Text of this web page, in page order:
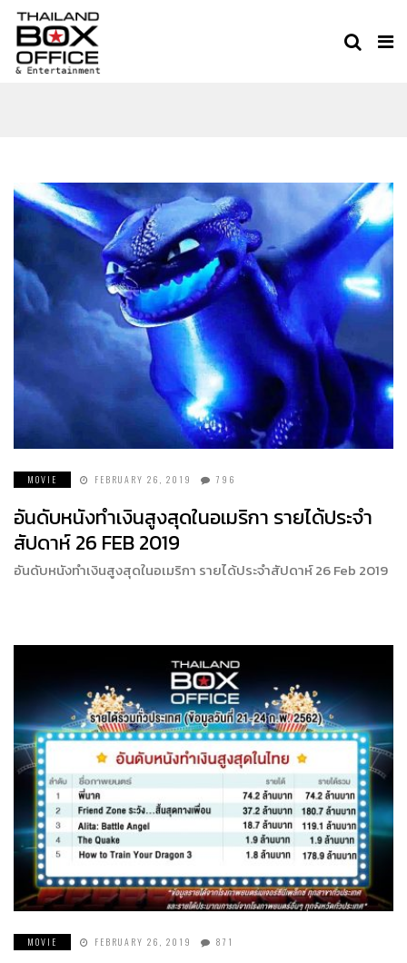
THAILAND BOXOFFICE
TEAM
MOVIE FEBRUARY 26, 2019 796
อันดับหนังทำเงินสูงสุดในอเมริกา รายได้ประจำ
สัปดาห์ 26 FEB 2019
อันดับหนังทำเงินสูงสุดในอเมริกา รายได้ประจำสัปดาห์ 26 Feb 2019
MOVIE FEBRUARY 26, 2019 871